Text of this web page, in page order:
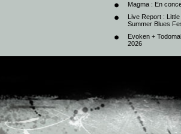
Magma : En
Live Report :
Summer Blues
Evoken +
2026